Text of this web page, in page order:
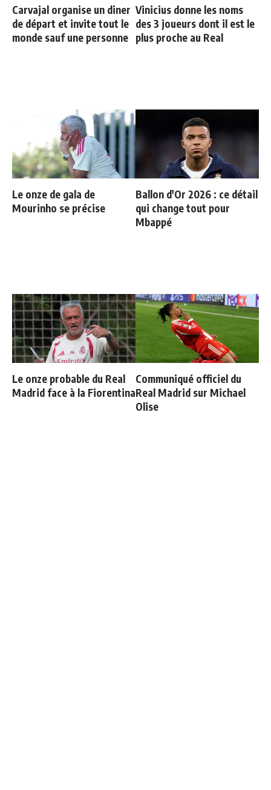
Carvajal organise un diner
de départ et invite tout le
monde sauf une personne
Vinicius donne les noms
des 3 joueurs dont il est le
plus proche au Real
Le onze de gala de
Mourinho se précise
Ballon d'Or 2026 : ce détail
qui change tout pour
Mbappé
Le onze probable du Real
Madrid face à la Fiorentina
Communiqué officiel du
Real Madrid sur Michael
Olise